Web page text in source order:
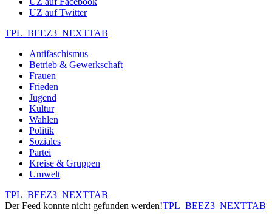
UZ auf Twitter
TPL_BEEZ3_NEXTTAB
Antifaschismus
Betrieb & Gewerkschaft
Frauen
Frieden
Jugend
Kultur
Wahlen
Politik
Soziales
Partei
Kreise & Gruppen
Umwelt
TPL_BEEZ3_NEXTTAB
Der Feed konnte nicht gefunden werden!TPL_BEEZ3_NEXTTAB